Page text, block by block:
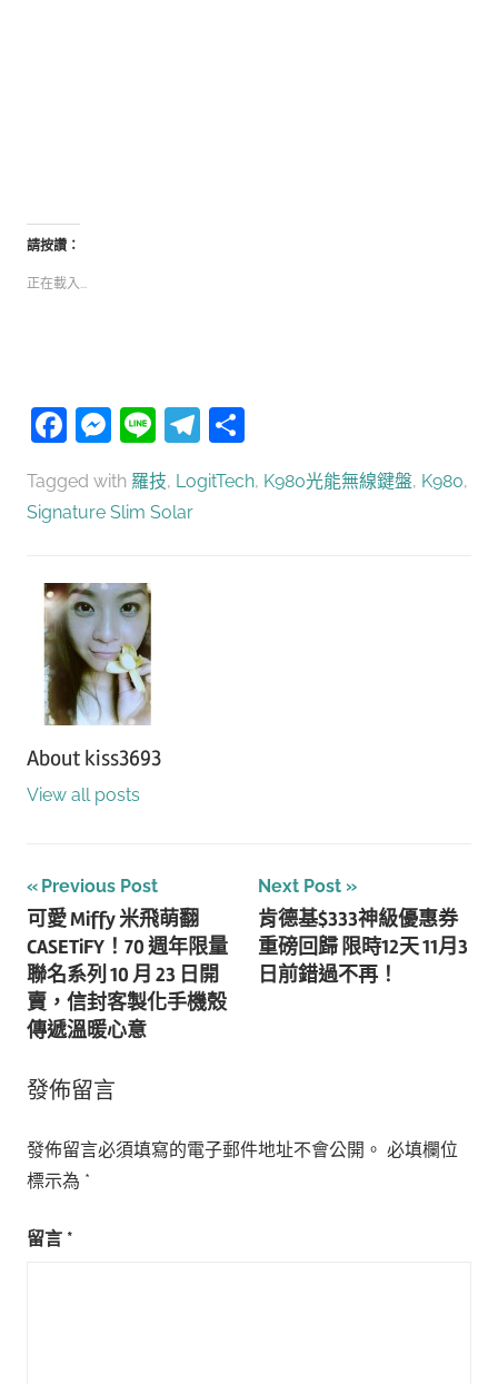
請按讚：
正在載入...
Facebook
Messenger
LineTelegram
Tagged with 羅技, LogitTech, K980光能無線鍵盤, K980,
Signature Slim Solar
About kiss3693
View all posts
文
章
導
覽
Previous Post
可愛 Miffy 米飛萌翻
CASETiFY！70 週年限量
聯名系列 10 月 23 日開
賣，信封客製化手機殼
傳遞溫暖心意
Next Post
肯德基$333神級優惠券
重磅回歸 限時12天 11月3
日前錯過不再！
發佈留言
發佈留言必須填寫的電子郵件地址不會公開。 必填欄位
標示為 *
留言 *